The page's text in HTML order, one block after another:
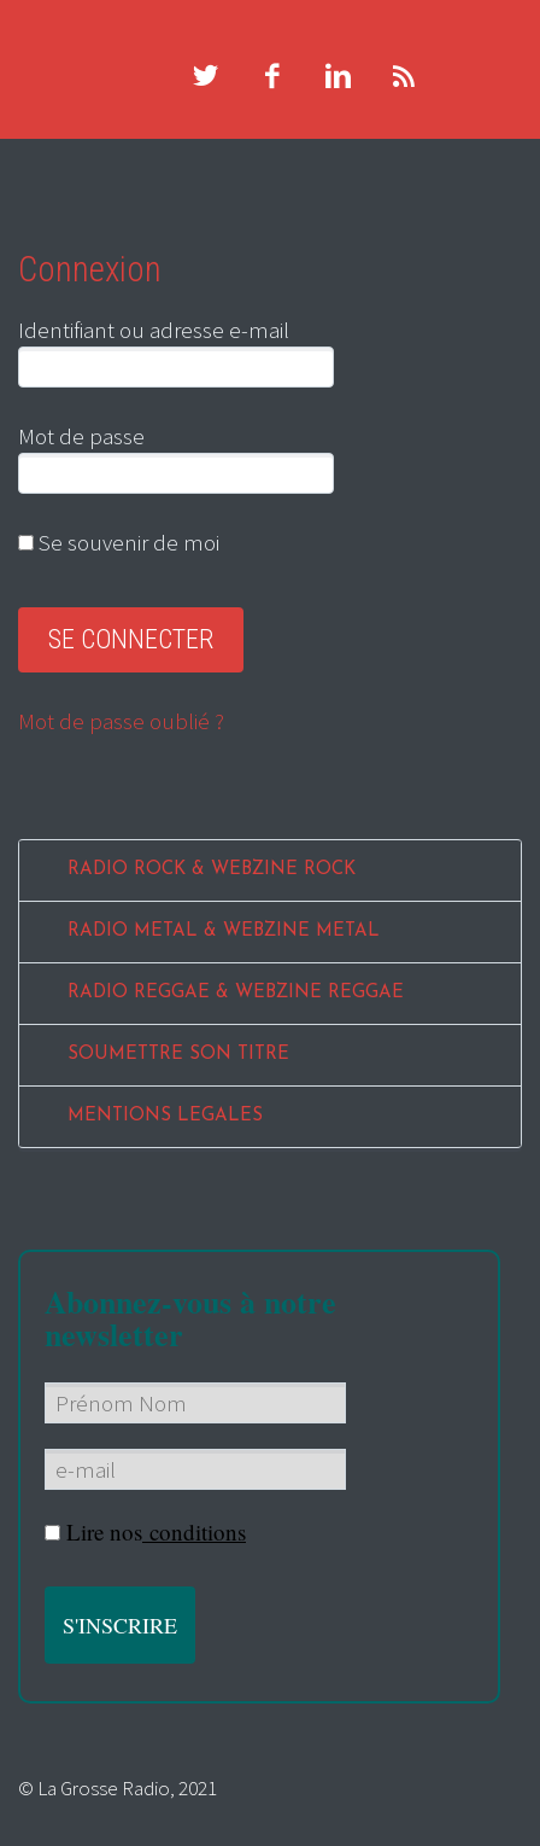
Connexion
Identifiant ou adresse e-mail
Mot de passe
Se souvenir de moi
Mot de passe oublié ?
RADIO ROCK & WEBZINE ROCK
RADIO METAL & WEBZINE METAL
RADIO REGGAE & WEBZINE REGGAE
SOUMETTRE SON TITRE
MENTIONS LEGALES
Abonnez-vous à notre
newsletter
Lire nos conditions
© La Grosse Radio, 2021